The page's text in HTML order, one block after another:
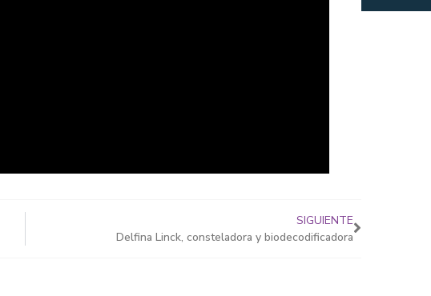
SIGUIENTE
Delfina Linck, consteladora y biodecodificadora